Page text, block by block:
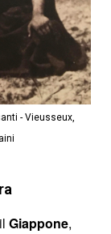
- Vieusseux,
Giappone,